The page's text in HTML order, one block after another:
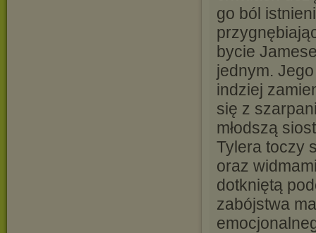
go ból
bycie
jednym.
indziej
się z
młodszą
Tylera toczy
oraz
dotkniętą
zabójstwa